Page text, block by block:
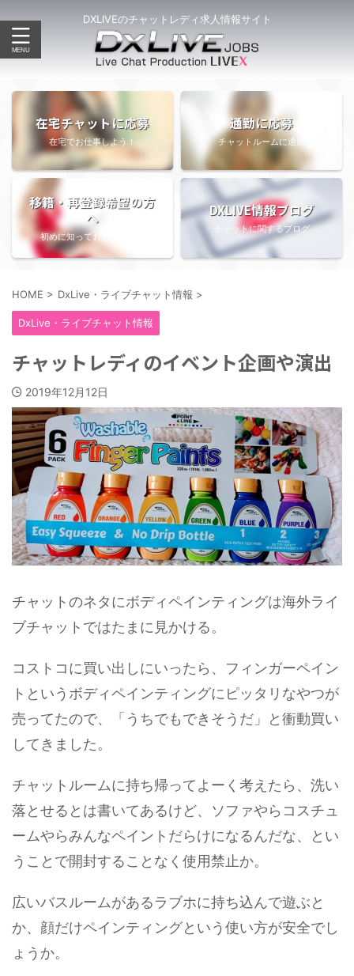
DXLIVEのチャットレディ求人情報サイト
在宅チャットに応募
在宅でお仕事しよう！
通勤に応募
チャットルームに通勤
移籍・再登録希望の方
へ
初めに知っておきたい情報
DXLIVE情報ブログ
チャットに関するブログ
HOME > DxLive・ライブチャット情報 >
DxLive・ライブチャット情報
チャットレディのイベント企画や演出
2019年12月12日
チャットのネタにボディペインティングは海外ライ
ブチャットではたまに見かける。
コストコに買い出しにいったら、フィンガーペイン
トというボディペインティングにピッタリなやつが
売ってたので、「うちでもできそうだ」と衝動買い
してきました。
チャットルームに持ち帰ってよーく考えたら、洗い
落とせるとは書いてあるけど、ソファやらコスチュ
ームやらみんなペイントだらけになるんだな、とい
うことで開封することなく使用禁止か。
広いバスルームがあるラブホに持ち込んで遊ぶと
か、顔だけペインティングという使い方が安全でし
ょうか。